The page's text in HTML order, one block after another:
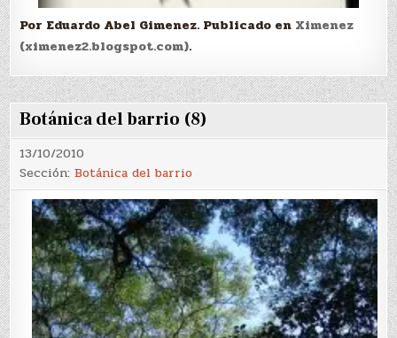
Por Eduardo Abel Gimenez. Publicado en Ximenez
(ximenez2.blogspot.com).
Botánica del barrio (8)
13/10/2010
Sección:Botánica del barrio